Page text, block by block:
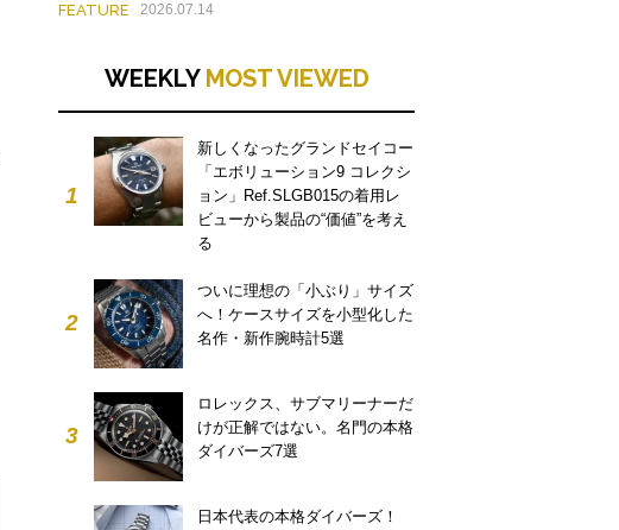
FEATURE 2026.07.14
WEEKLY MOST VIEWED
1
新しくなったグランドセイコー
「エボリューション9 コレクシ
ョン」Ref.SLGB015の着用レ
ビューから製品の“価値”を考え
る
2
ついに理想の「小ぶり」サイズ
へ！ケースサイズを小型化した
名作・新作腕時計5選
3
ロレックス、サブマリーナーだ
けが正解ではない。名門の本格
ダイバーズ7選
日本代表の本格ダイバーズ！